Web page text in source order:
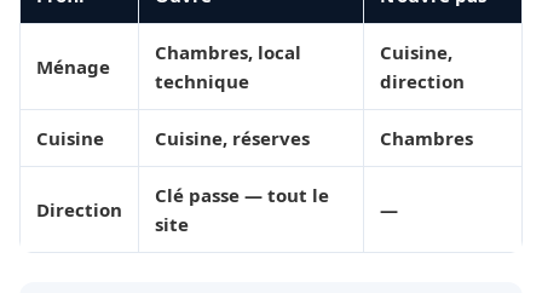
Ménage
Chambres, local
technique
Cuisine,
direction
Cuisine Cuisine, réserves Chambres
Direction
Clé passe — tout le
site
—